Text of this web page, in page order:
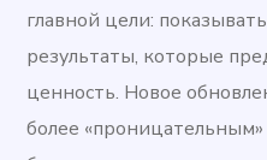
главной цели:
результаты, которые
ценность. Новое
более